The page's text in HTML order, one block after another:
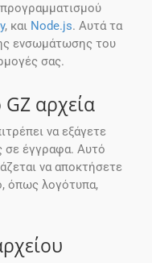
, και Node.js. Αυτά τα
ενσωμάτωσης του
σας.
αρχεία
να εξάγετε
σε έγγραφα. Αυτό
να αποκτήσετε
όπως λογότυπα,